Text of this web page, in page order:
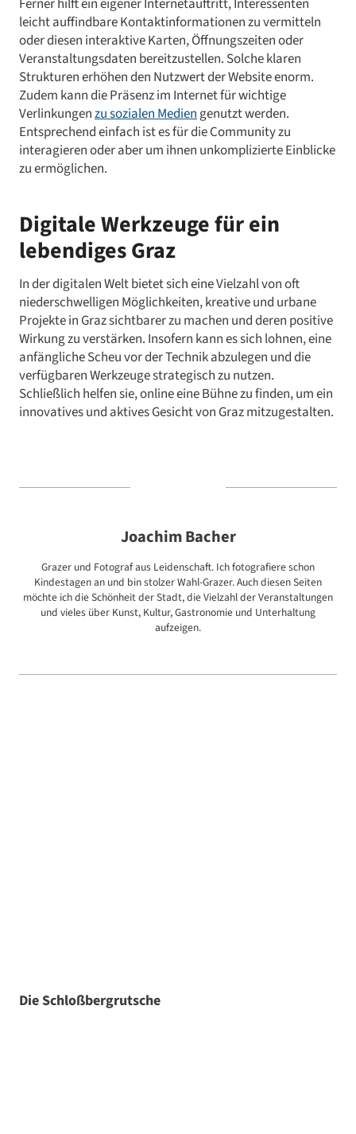
Ferner hilft ein eigener Internetauftritt, Interessenten
leicht auffindbare Kontaktinformationen zu vermitteln
oder diesen interaktive Karten, Öffnungszeiten oder
Veranstaltungsdaten bereitzustellen. Solche klaren
Strukturen erhöhen den Nutzwert der Website enorm.
Zudem kann die Präsenz im Internet für wichtige
Verlinkungenzu sozialen Mediengenutzt werden.
Entsprechend einfach ist es für die Community zu
interagieren oder aber um ihnen unkomplizierte Einblicke
zu ermöglichen.
Digitale Werkzeuge für ein
lebendiges Graz
In der digitalen Welt bietet sich eine Vielzahl von oft
niederschwelligen Möglichkeiten, kreative und urbane
Projekte in Graz sichtbarer zu machen und deren positive
Wirkung zu verstärken. Insofern kann es sich lohnen, eine
anfängliche Scheu vor der Technik abzulegen und die
verfügbaren Werkzeuge strategisch zu nutzen.
Schließlich helfen sie, online eine Bühne zu finden, um ein
innovatives und aktives Gesicht von Graz mitzugestalten.
Joachim Bacher
Grazer und Fotograf aus Leidenschaft. Ich fotografiere schon
Kindestagen an und bin stolzer Wahl-Grazer. Auch diesen Seiten
möchte ich die Schönheit der Stadt, die Vielzahl der Veranstaltungen
und vieles über Kunst, Kultur, Gastronomie und Unterhaltung
aufzeigen.
Die Schloßbergrutsche